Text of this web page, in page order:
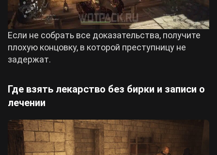
Если не собрать все доказательства, получите
плохую концовку, в которой преступницу не
задержат.
Где взять лекарство без бирки и записи о
лечении